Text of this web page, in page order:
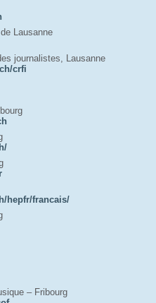
Lausanne
journalistes, Lausanne
crfi
hepfr/francais/
– Fribourg